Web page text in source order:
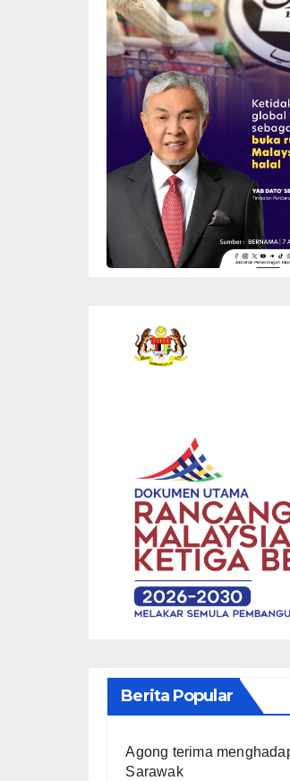
Berita Popular
Agong terima
Sarawak